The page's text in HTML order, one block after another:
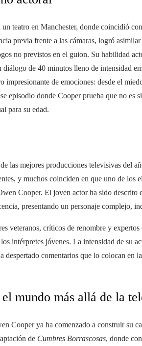
teatro en Manchester, donde coincidió
previa frente a las cámaras, logró
no previstos en el guion. Su habilidad
de 40 minutos lleno de intensidad
impresionante de emociones: desde el
episodio donde Cooper prueba que no es
para su edad.
las mejores producciones televisivas del
y muchos coinciden en que uno de los
Cooper. El joven actor ha sido descrito
presentando un personaje complejo,
veteranos, críticos de renombre y
intérpretes jóvenes. La intensidad de su
despertado comentarios que lo colocan en
mundo más allá de la
Cooper ya ha comenzado a construir su
de Cumbres Borrascosas, donde